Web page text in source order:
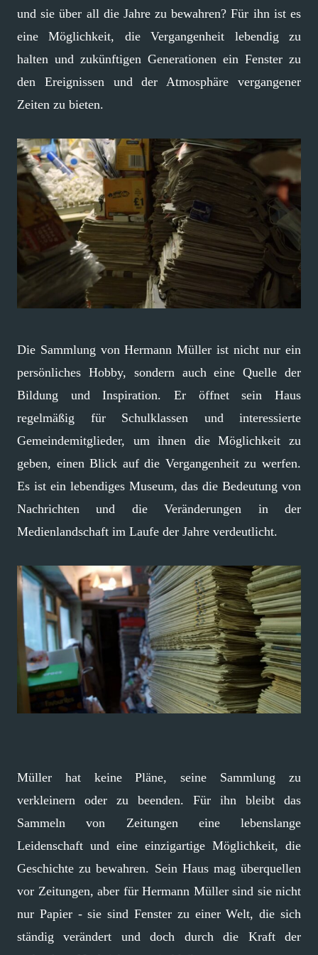
und sie über all die Jahre zu bewahren? Für ihn ist es
eine Möglichkeit, die Vergangenheit lebendig zu
halten und zukünftigen Generationen ein Fenster zu
den Ereignissen und der Atmosphäre vergangener
Zeiten zu bieten.
Die Sammlung von Hermann Müller ist nicht nur ein
persönliches Hobby, sondern auch eine Quelle der
Bildung und Inspiration. Er öffnet sein Haus
regelmäßig für Schulklassen und interessierte
Gemeindemitglieder, um ihnen die Möglichkeit zu
geben, einen Blick auf die Vergangenheit zu werfen.
Es ist ein lebendiges Museum, das die Bedeutung von
Nachrichten und die Veränderungen in der
Medienlandschaft im Laufe der Jahre verdeutlicht.
Müller hat keine Pläne, seine Sammlung zu
verkleinern oder zu beenden. Für ihn bleibt das
Sammeln von Zeitungen eine lebenslange
Leidenschaft und eine einzigartige Möglichkeit, die
Geschichte zu bewahren. Sein Haus mag überquellen
vor Zeitungen, aber für Hermann Müller sind sie nicht
nur Papier - sie sind Fenster zu einer Welt, die sich
ständig verändert und doch durch die Kraft der